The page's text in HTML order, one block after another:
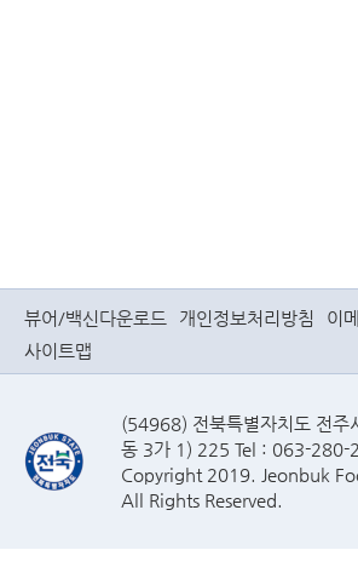
뷰어/백신다운로드 개인정보처리방침
이
사이트맵
(54968) 전북특별자치도 전주
동 3가 1) 225 Tel : 063-280-
Copyright 2019. Jeonbuk
All Rights Reserved.